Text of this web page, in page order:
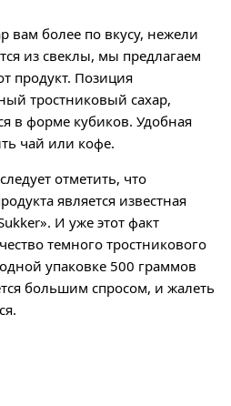
вам более по вкусу, нежели
из свеклы, мы предлагаем
продукт. Позиция
тростниковый сахар,
в форме кубиков. Удобная
чай или кофе.
отметить, что
является известная
И уже этот факт
темного тростникового
упаковке 500 граммов
большим спросом, и жалеть